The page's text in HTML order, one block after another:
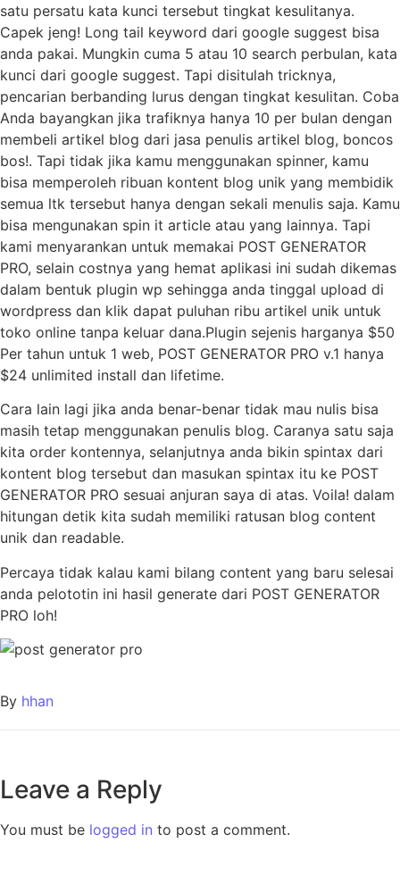
satu persatu kata kunci tersebut tingkat kesulitanya.
Capek jeng! Long tail keyword dari google suggest bisa
anda pakai. Mungkin cuma 5 atau 10 search perbulan, kata
kunci dari google suggest. Tapi disitulah tricknya,
pencarian berbanding lurus dengan tingkat kesulitan. Coba
Anda bayangkan jika trafiknya hanya 10 per bulan dengan
membeli artikel blog dari jasa penulis artikel blog, boncos
bos!. Tapi tidak jika kamu menggunakan spinner, kamu
bisa memperoleh ribuan kontent blog unik yang membidik
semua ltk tersebut hanya dengan sekali menulis saja. Kamu
bisa mengunakan spin it article atau yang lainnya. Tapi
kami menyarankan untuk memakai POST GENERATOR
PRO, selain costnya yang hemat aplikasi ini sudah dikemas
dalam bentuk plugin wp sehingga anda tinggal upload di
wordpress dan klik dapat puluhan ribu artikel unik untuk
toko online tanpa keluar dana.Plugin sejenis harganya $50
Per tahun untuk 1 web, POST GENERATOR PRO v.1 hanya
$24 unlimited install dan lifetime.
Cara lain lagi jika anda benar-benar tidak mau nulis bisa
masih tetap menggunakan penulis blog. Caranya satu saja
kita order kontennya, selanjutnya anda bikin spintax dari
kontent blog tersebut dan masukan spintax itu ke POST
GENERATOR PRO sesuai anjuran saya di atas. Voila! dalam
hitungan detik kita sudah memiliki ratusan blog content
unik dan readable.
Percaya tidak kalau kami bilang content yang baru selesai
anda pelototin ini hasil generate dari POST GENERATOR
PRO loh!
By hhan
Leave a Reply
You must be logged in to post a comment.